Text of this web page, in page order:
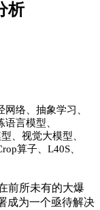
析
络、抽象学习、
语言模型、
、视觉大模型、
算子、L40S、
前所未有的大爆
成为一个亟待解决